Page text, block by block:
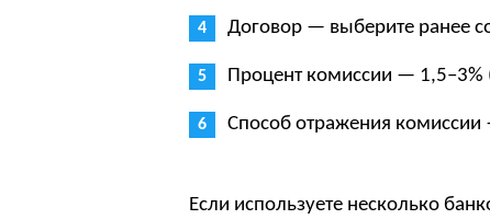
Договор — выберите ранее
Процент комиссии — 1,5–3%
Способ отражения комиссии
Если используете несколько